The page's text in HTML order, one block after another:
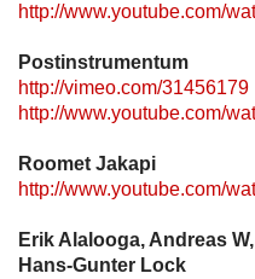
http://www.youtube.com/
Postinstrumentum
http://vimeo.com/31456179
http://www.youtube.com/
Roomet Jakapi
http://www.youtube.com/
Erik Alalooga, Andreas
Hans-Gunter Lock